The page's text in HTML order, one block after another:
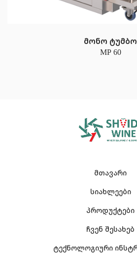
მონო ტუმბო
MP 60
მთავარი
სიახლეები
პროდუქტები
ჩვენ შესახებ
ტექნოლოგიური